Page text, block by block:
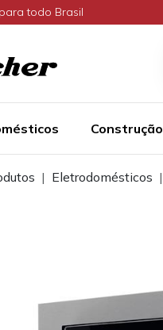
todo Brasil
Construção
Eletrodomésticos